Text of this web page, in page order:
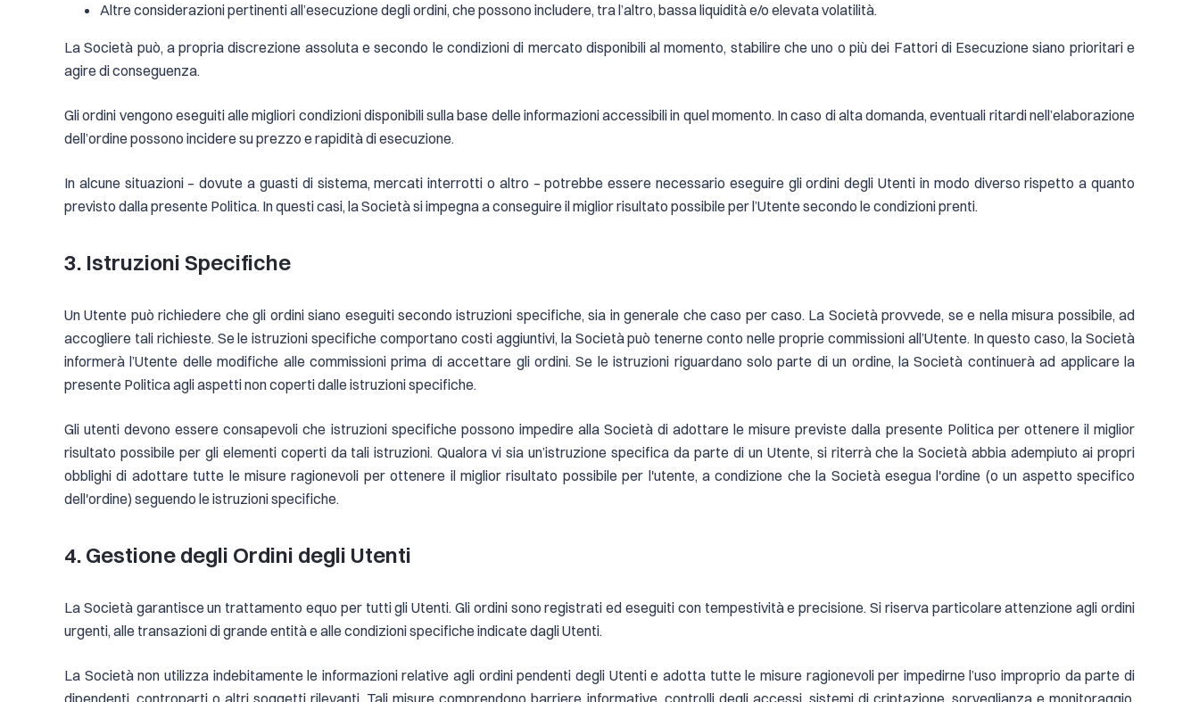
Altre considerazioni pertinenti all’esecuzione degli ordini, che possono includere, tra l’altro, bassa liquidità e/o elevata volatilità.
La Società può, a propria discrezione assoluta e secondo le condizioni di mercato disponibili al momento, stabilire che uno o più dei Fattori di Esecuzione siano prioritari e
agire di conseguenza.
Gli ordini vengono eseguiti alle migliori condizioni disponibili sulla base delle informazioni accessibili in quel momento. In caso di alta domanda, eventuali ritardi nell’elaborazione
dell’ordine possono incidere su prezzo e rapidità di esecuzione.
In alcune situazioni – dovute a guasti di sistema, mercati interrotti o altro – potrebbe essere necessario eseguire gli ordini degli Utenti in modo diverso rispetto a quanto
previsto dalla presente Politica. In questi casi, la Società si impegna a conseguire il miglior risultato possibile per l’Utente secondo le condizioni prenti.
3. Istruzioni Specifiche
Un Utente può richiedere che gli ordini siano eseguiti secondo istruzioni specifiche, sia in generale che caso per caso. La Società provvede, se e nella misura possibile, ad
accogliere tali richieste. Se le istruzioni specifiche comportano costi aggiuntivi, la Società può tenerne conto nelle proprie commissioni all’Utente. In questo caso, la Società
informerà l’Utente delle modifiche alle commissioni prima di accettare gli ordini. Se le istruzioni riguardano solo parte di un ordine, la Società continuerà ad applicare la
presente Politica agli aspetti non coperti dalle istruzioni specifiche.
Gli utenti devono essere consapevoli che istruzioni specifiche possono impedire alla Società di adottare le misure previste dalla presente Politica per ottenere il miglior
risultato possibile per gli elementi coperti da tali istruzioni. Qualora vi sia un’istruzione specifica da parte di un Utente, si riterrà che la Società abbia adempiuto ai propri
obblighi di adottare tutte le misure ragionevoli per ottenere il miglior risultato possibile per l'utente, a condizione che la Società esegua l'ordine (o un aspetto specifico
dell'ordine) seguendo le istruzioni specifiche.
4. Gestione degli Ordini degli Utenti
La Società garantisce un trattamento equo per tutti gli Utenti. Gli ordini sono registrati ed eseguiti con tempestività e precisione. Si riserva particolare attenzione agli ordini
urgenti, alle transazioni di grande entità e alle condizioni specifiche indicate dagli Utenti.
La Società non utilizza indebitamente le informazioni relative agli ordini pendenti degli Utenti e adotta tutte le misure ragionevoli per impedirne l’uso improprio da parte di
dipendenti, controparti o altri soggetti rilevanti. Tali misure comprendono barriere informative, controlli degli accessi, sistemi di criptazione, sorveglianza e monitoraggio,